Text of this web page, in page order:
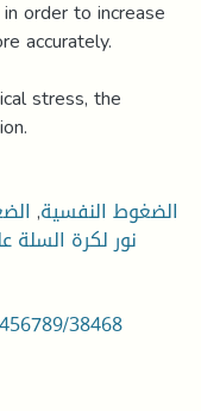
order to increase
accurately.
stress, the
الضغوط النفسية,
نور لكرة السلة
38468